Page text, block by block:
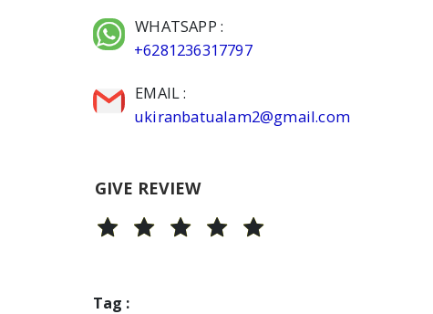
WHATSAPP :
+6281236317797
EMAIL :
ukiranbatualam2@gmail.com
GIVE REVIEW
Tag :